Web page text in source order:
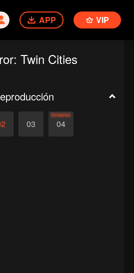
APP VIP
Twin Cities
03 04
Completos